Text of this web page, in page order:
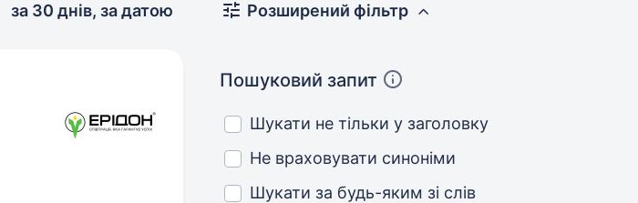
за 30 днів, за датою Розширений фільтр
Пошуковий запит
Шукати не тільки у заголовку
Не враховувати синоніми
Шукати за будь-яким зі слів